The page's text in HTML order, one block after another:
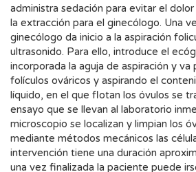
administra sedación para evitar el
la extracción para el ginecólogo. Una
ginecólogo da inicio a la aspiración
ultrasonido. Para ello, introduce el
incorporada la aguja de aspiración y va
folículos ováricos y aspirando el
líquido, en el que flotan los óvulos se
ensayo que se llevan al laboratorio
microscopio se localizan y limpian los
mediante métodos mecánicos las
intervención tiene una duración
una vez finalizada la paciente puede